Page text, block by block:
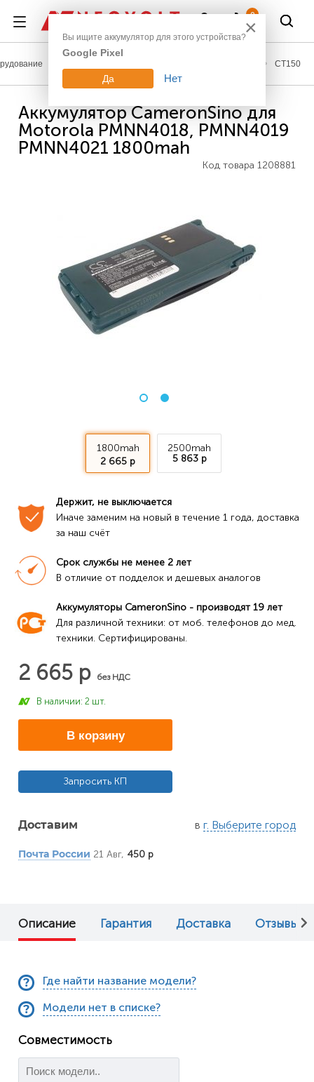
0
CT150
Аккумулятор CameronSino для
Motorola PMNN4018, PMNN4019
PMNN4021 1800mah
Код товара 1208881
1800mah
2 665 р
2500mah
5 863 р
Держит, не выключается
Иначе заменим на новый в течение 1 года, доставка
за наш счёт
Срок службы не менее 2 лет
В отличие от подделок и дешевых аналогов
Аккумуляторы CameronSino - производят 19 лет
Для различной техники: от моб. телефонов до мед.
техники. Сертифицированы.
2 665 р без НДС
В наличии: 2 шт.
В корзину
Запросить КП
Доставим в г. Выберите город
Почта России 21 Авг, 450 р
Описание Гарантия Доставка Отзывы (0)
Где найти название модели?
Модели нет в списке?
Совместимость
×
Вы ищите аккумулятор для этого устройства?
Google Pixel
Да Нет